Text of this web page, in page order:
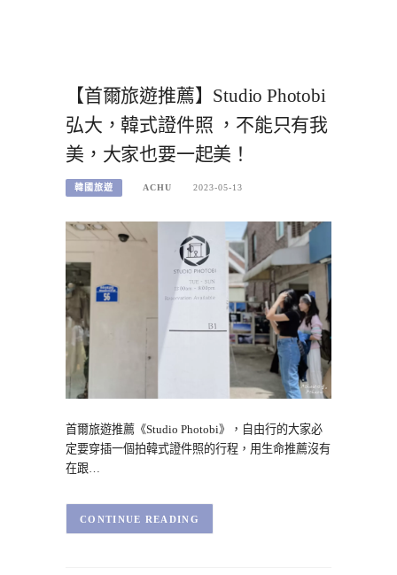
【首爾旅遊推薦】Studio Photobi
弘大，韓式證件照 ，不能只有我
美，大家也要一起美！
韓國旅遊 ACHU 2023-05-13
首爾旅遊推薦《Studio Photobi》，自由行的大家必
定要穿插一個拍韓式證件照的行程，用生命推薦沒有
在跟…
CONTINUE READING